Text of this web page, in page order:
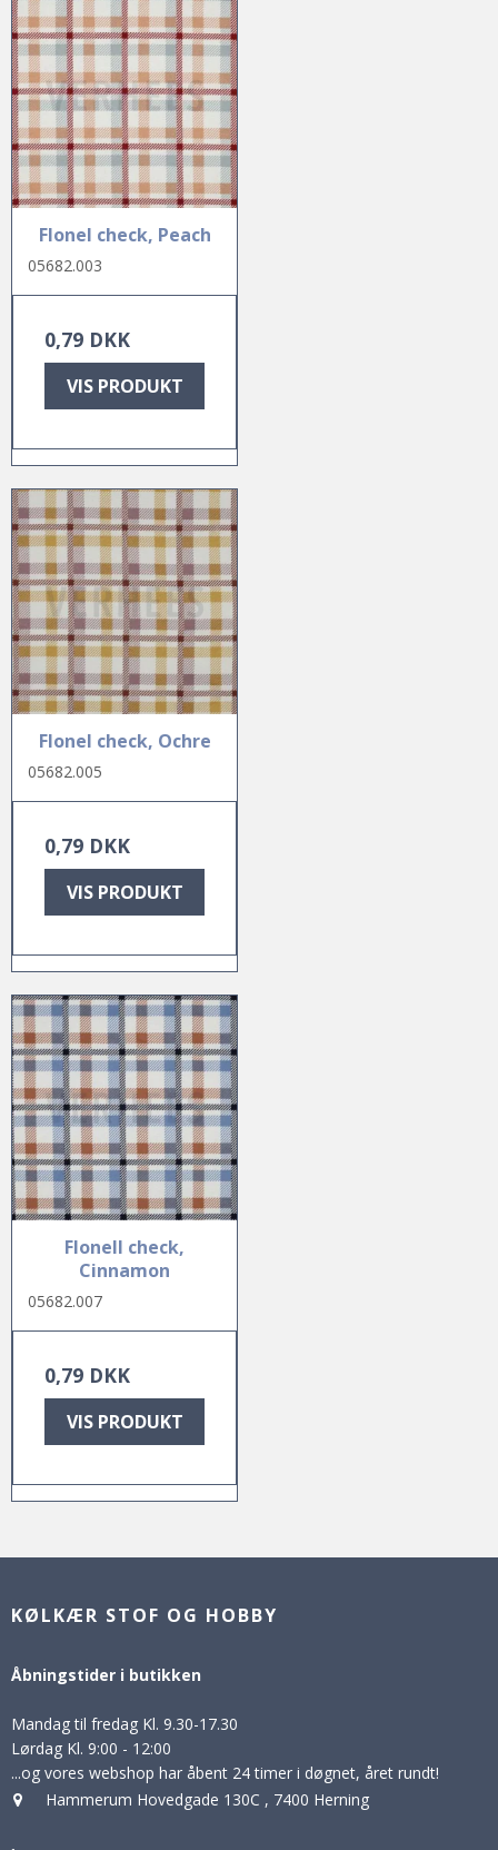
Flonel check, Peach
05682.003
0,79 DKK
VIS PRODUKT
Flonel check, Ochre
05682.005
0,79 DKK
VIS PRODUKT
Flonell check,
Cinnamon
05682.007
0,79 DKK
VIS PRODUKT
KØLKÆR STOF OG HOBBY
Åbningstider i butikken
Mandag til fredag Kl. 9.30-17.30
Lørdag Kl. 9:00 - 12:00
...og vores webshop har åbent 24 timer i døgnet, året rundt!
Hammerum Hovedgade 130C , 7400 Herning